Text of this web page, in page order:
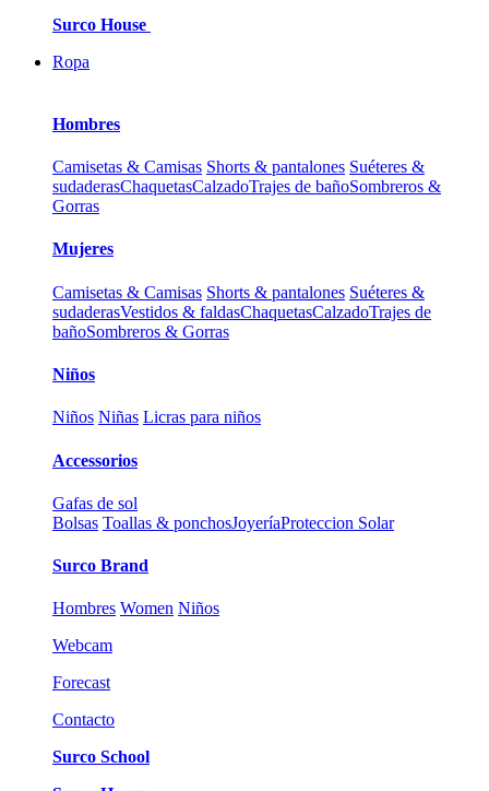
Surco House
Ropa
Hombres
Camisetas & Camisas Shorts & pantalones Suéteres &
sudaderasChaquetasCalzadoTrajes de bañoSombreros &
Gorras
Mujeres
Camisetas & Camisas Shorts & pantalones Suéteres &
sudaderasVestidos & faldasChaquetasCalzadoTrajes de
bañoSombreros & Gorras
Niños
Niños Niñas Licras para niños
Accessorios
Gafas de sol
Bolsas Toallas & ponchosJoyeríaProteccion Solar
Surco Brand
Hombres Women Niños
Webcam
Forecast
Contacto
Surco School